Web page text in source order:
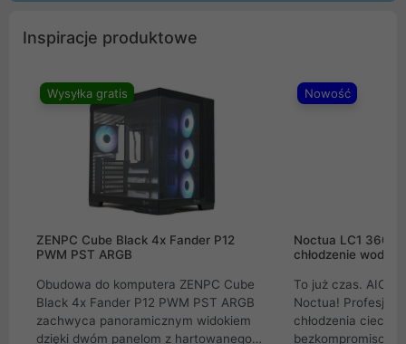
Inspiracje produktowe
Wysyłka gratis
ZENPC Cube Black 4x Fander P12
PWM PST ARGB
Obudowa do komputera ZENPC Cube
Black 4x Fander P12 PWM PST ARGB
zachwyca panoramicznym widokiem
dzięki dwóm panelom z hartowanego
Nowość
Noctua LC1
chłodzenie wodne
To już czas. AIO
Noctua!
chłodzenia cieczą